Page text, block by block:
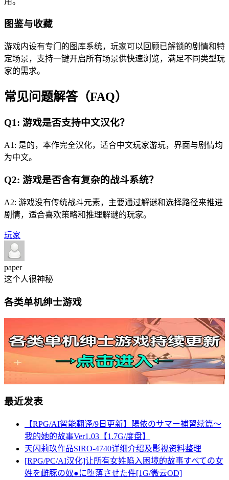
图鉴与收藏
游戏内设有专门的图库系统，玩家可以回顾已解锁的剧情和特
定场景，支持一键开启所有场景供快速浏览，满足不同类型玩
家的需求。
常见问题解答（FAQ）
Q1: 游戏是否支持中文汉化？
A1: 是的，本作完全汉化，适合中文玩家游玩，界面与剧情均
为中文。
Q2: 游戏是否含有复杂的战斗系统？
A2: 游戏没有传统战斗元素，主要通过解谜和选择路径来推进
剧情，适合喜欢策略和推理解谜的玩家。
玩家
paper
这个人很神秘
各类单机绅士游戏
最近发表
【RPG/AI智能翻译/9日更新】陽依のサマー補習续篇～
我的她的故事Ver1.03【1.7G/度盘】
天闪莉玖作品SIRO-4740详细介绍及影视资料整理
[RPG/PC/AI汉化]让所有女姓陷入困境的故事すべての女
姓を雌豚の奴●に堕落させた件[1G/微云OD]